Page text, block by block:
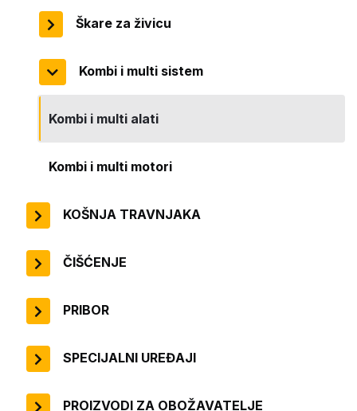
Škare za živicu
Kombi i multi sistem
Kombi i multi alati
Kombi i multi motori
KOŠNJA TRAVNJAKA
ČIŠĆENJE
PRIBOR
SPECIJALNI UREĐAJI
PROIZVODI ZA OBOŽAVATELJE